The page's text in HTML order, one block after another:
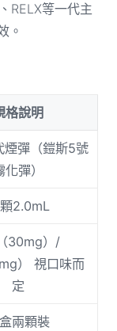
RELX等一代主
。
格說明
煙彈（鎧斯5號
化彈）
2.0mL
30mg）/
） 視口味而
定
兩顆裝